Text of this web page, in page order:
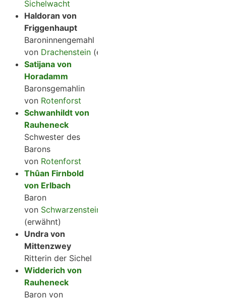
Sichelwacht
Haldoran von
Friggenhaupt
Baroninnengemahl
von Drachenstein (erwähnt)
Satijana von
Horadamm
Baronsgemahlin
von Rotenforst
Schwanhildt von
Rauheneck
Schwester des
Barons
von Rotenforst
Thûan Firnbold
von Erlbach
Baron
von Schwarzenstein
(erwähnt)
Undra von
Mittenzwey
Ritterin der Sichel
Widderich von
Rauheneck
Baron von